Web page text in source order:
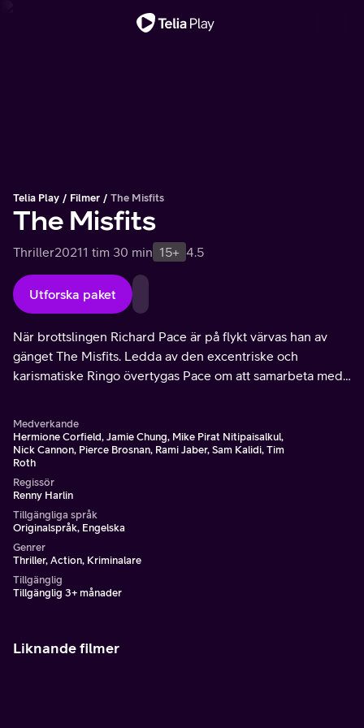
Telia Play Filmer The Misfits
The Misfits
Thriller20211 tim 30 min 15+ 4.5
Utforska paket
När brottslingen Richard Pace är på flykt värvas han av
gänget The Misfits. Ledda av den excentriske och
karismatiske Ringo övertygas Pace om att samarbeta med
Medverkande
Hermione Corfield, Jamie Chung, Mike Pirat Nitipaisalkul,
Nick Cannon, Pierce Brosnan, Rami Jaber, Sam Kalidi, Tim
Roth
Regissör
Renny Harlin
Tillgängliga språk
Originalspråk, Engelska
Genrer
Thriller, Action, Kriminalare
Tillgänglig
Tillgänglig 3+ månader
Liknande filmer